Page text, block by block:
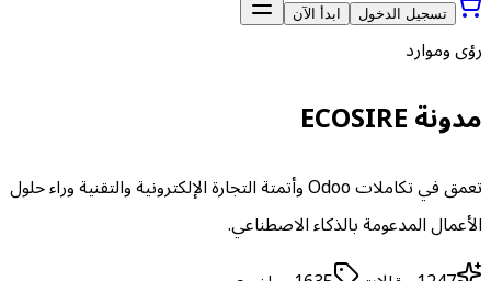
تسجيل الدخول ابدأ الآن
رؤى وموارد
مدونة ECOSIRE
تعمق في تكاملات Odoo وأتمتة التجارة الإلكترونية والتقنية وراء حلول
الأعمال المدعومة بالذكاء الاصطناعي.